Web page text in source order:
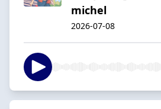
michel
2026-07-08